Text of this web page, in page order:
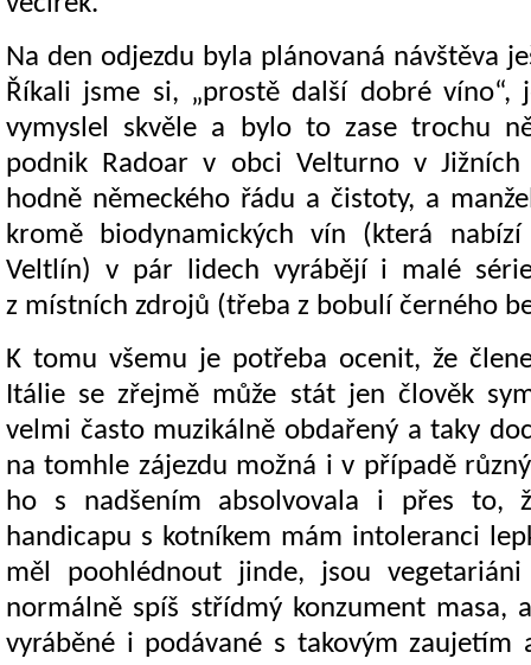
Na den odjezdu byla plánovaná návštěva
Říkali jsme si, „prostě další dobré víno“,
vymyslel skvěle a bylo to zase trochu
podnik Radoar v obci Velturno v
hodně německého řádu a čistoty, a
kromě biodynamických vín (která
Veltlín) v pár lidech vyrábějí i malé
z místních zdrojů (třeba z bobulí černého
K tomu všemu je potřeba ocenit, že
Itálie se zřejmě může stát jen člověk
velmi často muzikálně obdařený a taky
na tomhle zájezdu možná i v případě
ho s nadšením absolvovala i přes to,
handicapu s kotníkem mám intoleranci
měl poohlédnout jinde, jsou
normálně spíš střídmý konzument masa,
vyráběné i podávané s takovým zaujetím